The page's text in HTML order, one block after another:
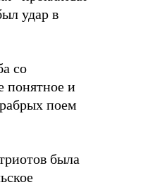
удар в
со
понятное и
поем
была